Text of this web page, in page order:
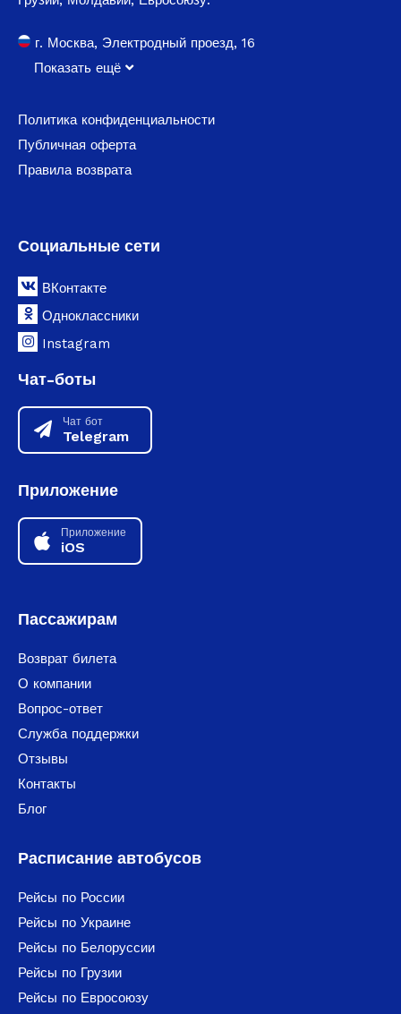
г. Москва, Электродный проезд, 16
Показать ещё
Политика конфиденциальности
Публичная оферта
Правила возврата
Социальные сети
ВКонтакте
Одноклассники
Instagram
Чат-боты
Чат бот
Telegram
Приложение
Приложение
iOS
Пассажирам
Возврат билета
О компании
Вопрос-ответ
Служба поддержки
Отзывы
Контакты
Блог
Расписание автобусов
Рейсы по России
Рейсы по Украине
Рейсы по Белоруссии
Рейсы по Грузии
Рейсы по Евросоюзу